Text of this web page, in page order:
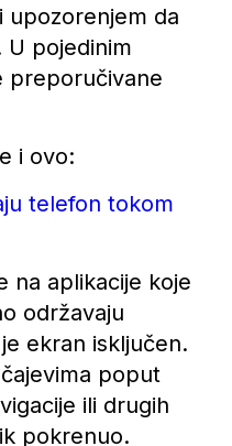
upozorenjem da
pojedinim
preporučivane
i ovo:
telefon tokom
na aplikacije koje
održavaju
ekran isključen.
poput
ili drugih
pokrenuo.